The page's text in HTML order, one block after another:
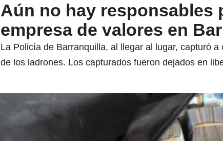
Aún no hay responsables
empresa de valores en
La Policía de Barranquilla, al llegar al lugar, capturó
de los ladrones. Los capturados fueron dejados en